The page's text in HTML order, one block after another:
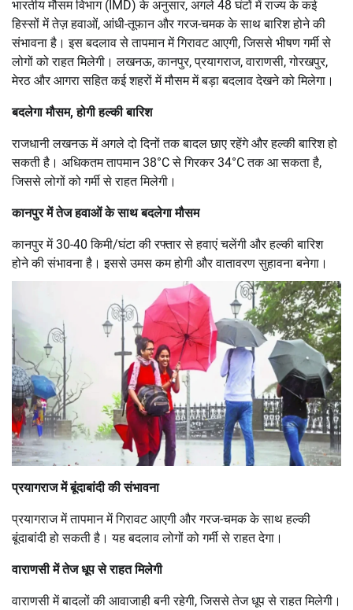
भारतीय मौसम विभाग (IMD) के अनुसार, अगले 48 घंटों में राज्य के कई
हिस्सों में तेज़ हवाओं, आंधी-तूफान और गरज-चमक के साथ बारिश होने की
संभावना है। इस बदलाव से तापमान में गिरावट आएगी, जिससे भीषण गर्मी से
लोगों को राहत मिलेगी। लखनऊ, कानपुर, प्रयागराज, वाराणसी, गोरखपुर,
मेरठ और आगरा सहित कई शहरों में मौसम में बड़ा बदलाव देखने को मिलेगा।
बदलेगा मौसम, होगी हल्की बारिश
राजधानी लखनऊ में अगले दो दिनों तक बादल छाए रहेंगे और हल्की बारिश हो
सकती है। अधिकतम तापमान 38°C से गिरकर 34°C तक आ सकता है,
जिससे लोगों को गर्मी से राहत मिलेगी।
कानपुर में तेज हवाओं के साथ बदलेगा मौसम
कानपुर में 30-40 किमी/घंटा की रफ्तार से हवाएं चलेंगी और हल्की बारिश
होने की संभावना है। इससे उमस कम होगी और वातावरण सुहावना बनेगा।
प्रयागराज में बूंदाबांदी की संभावना
प्रयागराज में तापमान में गिरावट आएगी और गरज-चमक के साथ हल्की
बूंदाबांदी हो सकती है। यह बदलाव लोगों को गर्मी से राहत देगा।
वाराणसी में तेज धूप से राहत मिलेगी
वाराणसी में बादलों की आवाजाही बनी रहेगी, जिससे तेज धूप से राहत मिलेगी।